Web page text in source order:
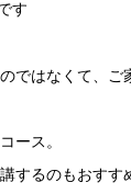
す
ではなくて、ご
ース。
するのもおすす